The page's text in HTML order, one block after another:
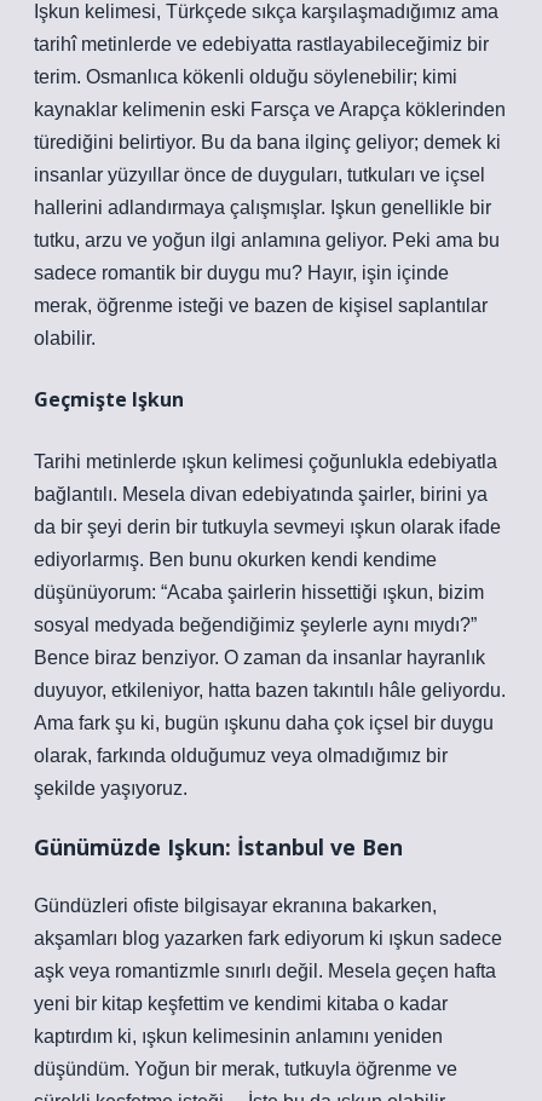
Işkun kelimesi, Türkçede sıkça karşılaşmadığımız ama
tarihî metinlerde ve edebiyatta rastlayabileceğimiz bir
terim. Osmanlıca kökenli olduğu söylenebilir; kimi
kaynaklar kelimenin eski Farsça ve Arapça köklerinden
türediğini belirtiyor. Bu da bana ilginç geliyor; demek ki
insanlar yüzyıllar önce de duyguları, tutkuları ve içsel
hallerini adlandırmaya çalışmışlar. Işkun genellikle bir
tutku, arzu ve yoğun ilgi anlamına geliyor. Peki ama bu
sadece romantik bir duygu mu? Hayır, işin içinde
merak, öğrenme isteği ve bazen de kişisel saplantılar
olabilir.
Geçmişte Işkun
Tarihi metinlerde ışkun kelimesi çoğunlukla edebiyatla
bağlantılı. Mesela divan edebiyatında şairler, birini ya
da bir şeyi derin bir tutkuyla sevmeyi ışkun olarak ifade
ediyorlarmış. Ben bunu okurken kendi kendime
düşünüyorum: “Acaba şairlerin hissettiği ışkun, bizim
sosyal medyada beğendiğimiz şeylerle aynı mıydı?”
Bence biraz benziyor. O zaman da insanlar hayranlık
duyuyor, etkileniyor, hatta bazen takıntılı hâle geliyordu.
Ama fark şu ki, bugün ışkunu daha çok içsel bir duygu
olarak, farkında olduğumuz veya olmadığımız bir
şekilde yaşıyoruz.
Günümüzde Işkun: İstanbul ve Ben
Gündüzleri ofiste bilgisayar ekranına bakarken,
akşamları blog yazarken fark ediyorum ki ışkun sadece
aşk veya romantizmle sınırlı değil. Mesela geçen hafta
yeni bir kitap keşfettim ve kendimi kitaba o kadar
kaptırdım ki, ışkun kelimesinin anlamını yeniden
düşündüm. Yoğun bir merak, tutkuyla öğrenme ve